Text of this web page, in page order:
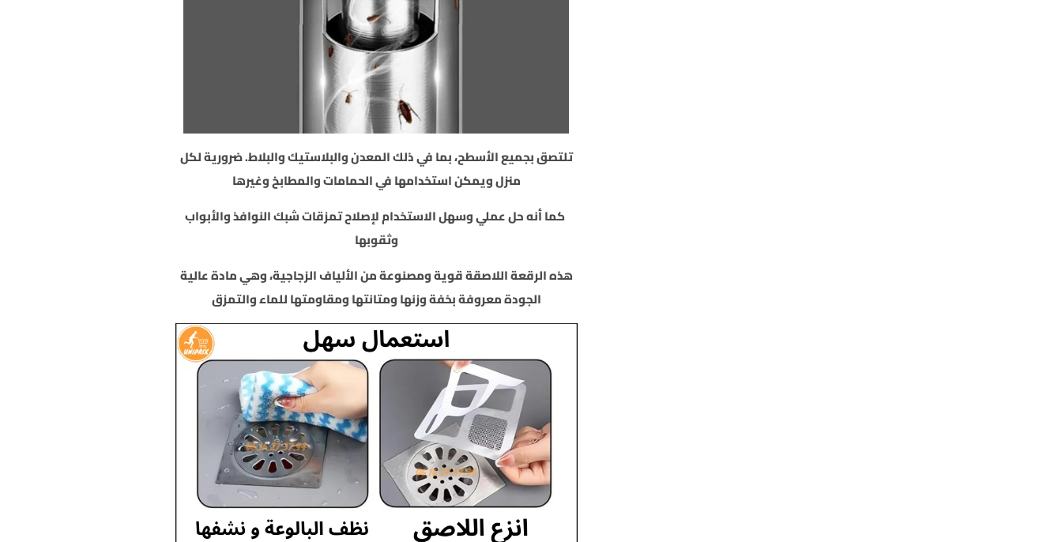
تلتصق بجميع الأسطح، بما في ذلك المعدن والبلاستيك والبلاط. ضرورية لكل
منزل ويمكن استخدامها في الحمامات والمطابخ وغيرها
كما أنه حل عملي وسهل الاستخدام لإصلاح تمزقات شبك النوافذ والأبواب
وثقوبها
هذه الرقعة اللاصقة قوية ومصنوعة من الألياف الزجاجية، وهي مادة عالية
الجودة معروفة بخفة وزنها ومتانتها ومقاومتها للماء والتمزق